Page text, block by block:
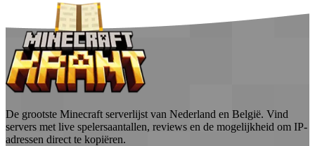
De grootste Minecraft serverlijst van Nederland en België. Vind
servers met live spelersaantallen, reviews en de mogelijkheid om IP-
adressen direct te kopiëren.